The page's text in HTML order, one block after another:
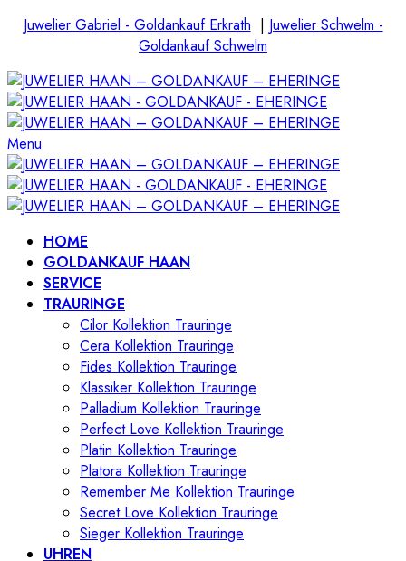
Juwelier Gabriel - Goldankauf Erkrath | Juwelier Schwelm -
Goldankauf Schwelm
Menu
HOME
GOLDANKAUF HAAN
SERVICE
TRAURINGE
Cilor Kollektion Trauringe
Cera Kollektion Trauringe
Fides Kollektion Trauringe
Klassiker Kollektion Trauringe
Palladium Kollektion Trauringe
Perfect Love Kollektion Trauringe
Platin Kollektion Trauringe
Platora Kollektion Trauringe
Remember Me Kollektion Trauringe
Secret Love Kollektion Trauringe
Sieger Kollektion Trauringe
UHREN